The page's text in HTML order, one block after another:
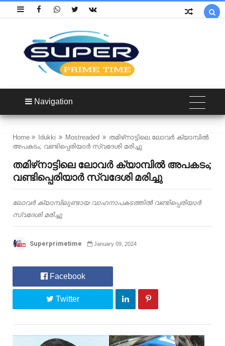

Navigation
Home Idukki Mostreaded
തമിഴ്‌നാട്ടിലെ ലോവർ ക്യാമ്പിൽ
അപകടം; വണ്ടിപ്പെരിയാർ സ്വദേശി മരിച്ചു
തമിഴ്‌നാട്ടിലെ ലോവർ ക്യാമ്പിൽ അപകടം;
വണ്ടിപ്പെരിയാർ സ്വദേശി മരിച്ചു
ലോവർ ക്യാമ്പിലുണ്ടായ വാഹനാപകടത്തിൽ വണ്ടിപ്പെരിയാർ
സ്വദേശി മരിച്ചു
Superprimetime January 09, 2024
Facebook
Twitter